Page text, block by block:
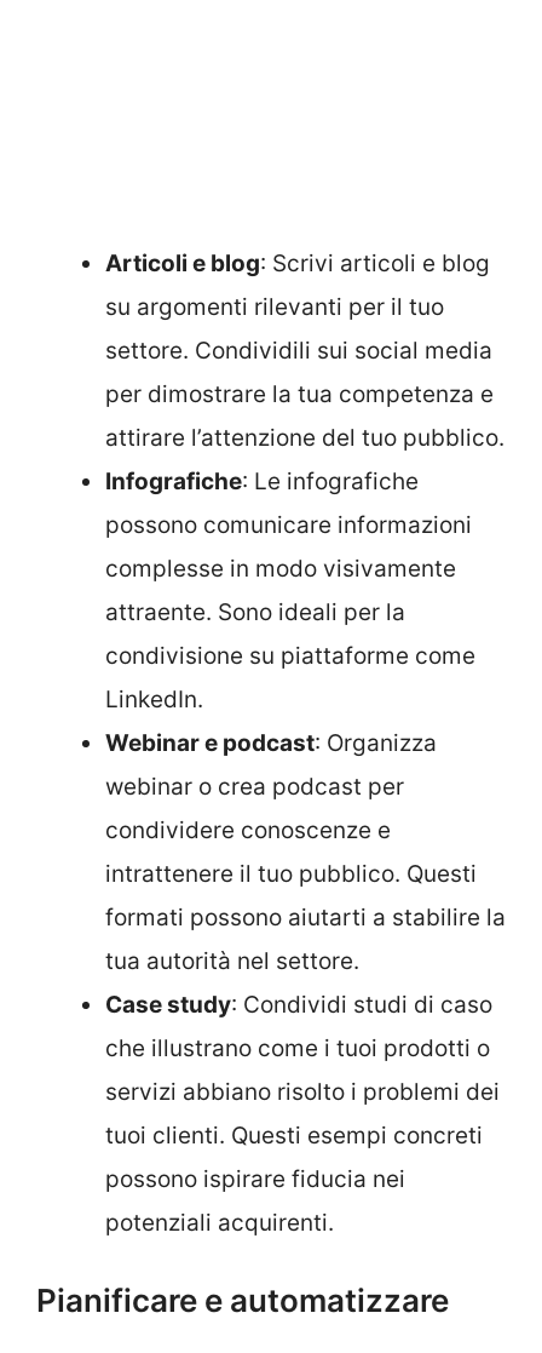
Articoli e blog: Scrivi articoli e blog
su argomenti rilevanti per il tuo
settore. Condividili sui social media
per dimostrare la tua competenza e
attirare l’attenzione del tuo pubblico.
Infografiche: Le infografiche
possono comunicare informazioni
complesse in modo visivamente
attraente. Sono ideali per la
condivisione su piattaforme come
LinkedIn.
Webinar e podcast: Organizza
webinar o crea podcast per
condividere conoscenze e
intrattenere il tuo pubblico. Questi
formati possono aiutarti a stabilire la
tua autorità nel settore.
Case study: Condividi studi di caso
che illustrano come i tuoi prodotti o
servizi abbiano risolto i problemi dei
tuoi clienti. Questi esempi concreti
possono ispirare fiducia nei
potenziali acquirenti.
Pianificare e automatizzare